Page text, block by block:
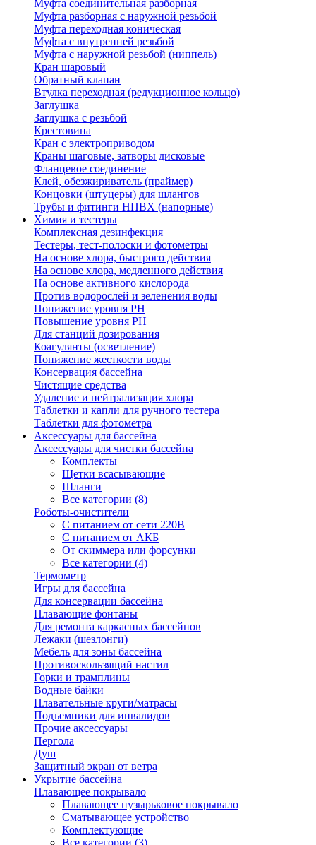
Муфта соединительная разборная
Муфта разборная с наружной резьбой
Муфта переходная коническая
Муфта с внутренней резьбой
Муфта с наружной резьбой (ниппель)
Кран шаровый
Обратный клапан
Втулка переходная (редукционное кольцо)
Заглушка
Заглушка с резьбой
Крестовина
Кран с электроприводом
Краны шаговые, затворы дисковые
Фланцевое соединение
Клей, обезжириватель (праймер)
Концовки (штуцеры) для шлангов
Трубы и фитинги НПВХ (напорные)
Химия и тестеры
Комплексная дезинфекция
Тестеры, тест-полоски и фотометры
На основе хлора, быстрого действия
На основе хлора, медленного действия
На основе активного кислорода
Против водорослей и зеленения воды
Понижение уровня РН
Повышение уровня РН
Для станций дозирования
Коагулянты (осветление)
Понижение жесткости воды
Консервация бассейна
Чистящие средства
Удаление и нейтрализация хлора
Таблетки и капли для ручного тестера
Таблетки для фотометра
Аксессуары для бассейна
Аксессуары для чистки бассейна
Комплекты
Щетки всасывающие
Шланги
Все категории (8)
Роботы-очистители
С питанием от сети 220В
С питанием от АКБ
От скиммера или форсунки
Все категории (4)
Термометр
Игры для бассейна
Для консервации бассейна
Плавающие фонтаны
Для ремонта каркасных бассейнов
Лежаки (шезлонги)
Мебель для зоны бассейна
Противоскользящий настил
Горки и трамплины
Водные байки
Плавательные круги/матрасы
Подъемники для инвалидов
Прочие аксессуары
Пергола
Душ
Защитный экран от ветра
Укрытие бассейна
Плавающее покрывало
Плавающее пузырьковое покрывало
Сматывающее устройство
Комплектующие
Все категории (3)